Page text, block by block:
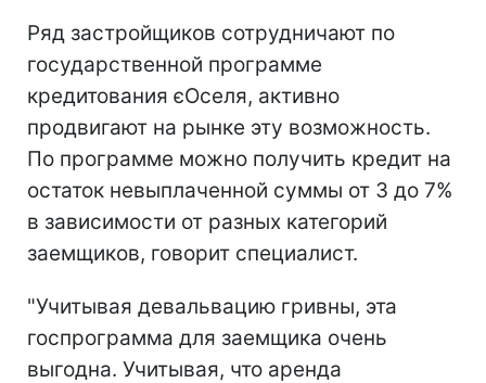
Ряд застройщиков сотрудничают по
государственной программе
кредитования єОселя, активно
продвигают на рынке эту возможность.
По программе можно получить кредит на
остаток невыплаченной суммы от 3 до 7%
в зависимости от разных категорий
заемщиков, говорит специалист.
"Учитывая девальвацию гривны, эта
госпрограмма для заемщика очень
выгодна. Учитывая, что аренда